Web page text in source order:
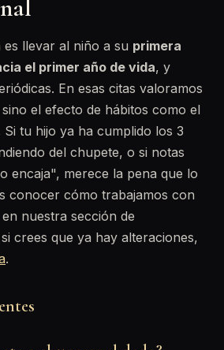
llevar al niño a su primera
el primer año de vida, y
En esas citas valoramos
el efecto de hábitos como el
tu hijo ya ha cumplido los 3
del chupete, o si notas
encaja", merece la pena que lo
conocer cómo trabajamos con
nuestra sección de
crees que ya hay alteraciones,
.